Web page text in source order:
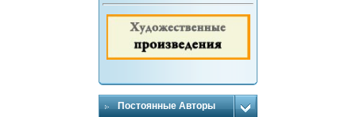
Постоянные Авторы